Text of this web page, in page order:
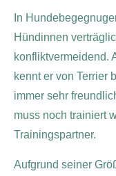
In
Hündinnen
konfliktvermeidend.
kennt er von Terrier
immer sehr
muss noch trainiert
Trainingspartner.
Aufgrund seiner